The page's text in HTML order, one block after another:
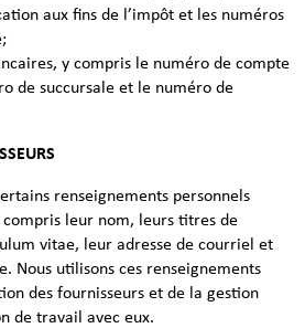
aux fins de l’impôt et les numéros
y compris le numéro de compte
de succursale et le numéro de
renseignements personnels
leur nom, leurs titres de
vitae, leur adresse de courriel et
Nous utilisons ces renseignements
des fournisseurs et de la gestion
de travail avec eux.